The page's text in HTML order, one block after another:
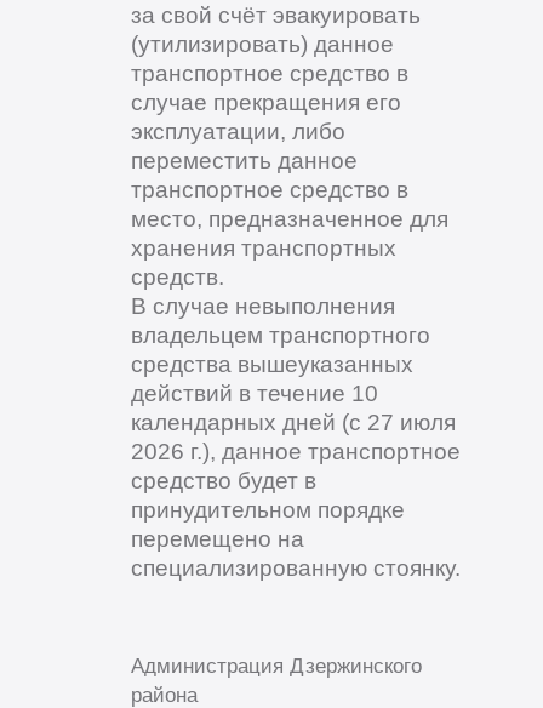
за свой счёт эвакуировать
(утилизировать) данное
транспортное средство в
случае прекращения его
эксплуатации, либо
переместить данное
транспортное средство в
место, предназначенное для
хранения транспортных
средств.
В случае невыполнения
владельцем транспортного
средства вышеуказанных
действий в течение 10
календарных дней (с 27 июля
2026 г.), данное транспортное
средство будет в
принудительном порядке
перемещено на
специализированную стоянку.
Администрация Дзержинского
района